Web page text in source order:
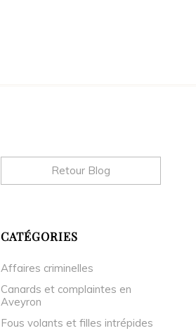
Retour Blog
CATÉGORIES
Affaires criminelles
Canards et complaintes en
Aveyron
Fous volants et filles intrépides